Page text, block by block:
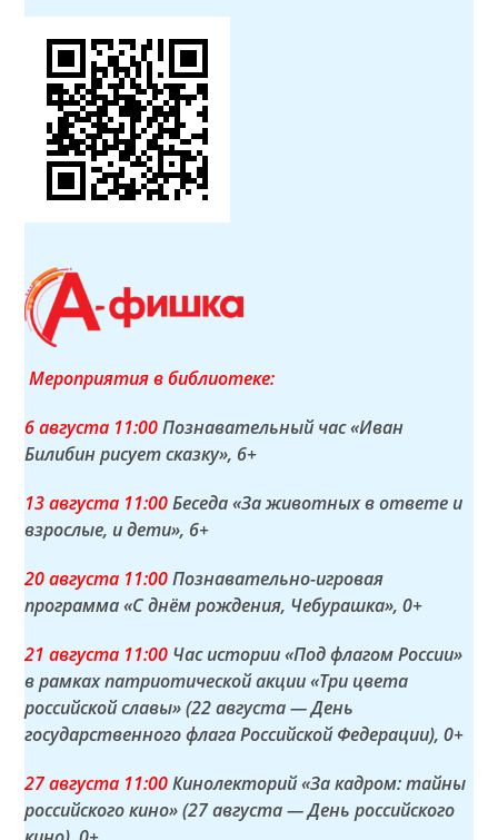
Мероприятия в библиотеке:
6 августа 11:00Познавательный час «Иван
Билибин рисует сказку», 6+
13 августа 11:00Беседа «За животных в ответе и
взрослые, и дети», 6+
20 августа 11:00Познавательно-игровая
программа «С днём рождения, Чебурашка», 0+
21 августа 11:00 Час истории «Под флагом России»
в рамках патриотической акции «Три цвета
российской славы» (22 августа — День
государственного флага Российской Федерации), 0+
27 августа 11:00Кинолекторий «За кадром: тайны
российского кино» (27 августа — День российского